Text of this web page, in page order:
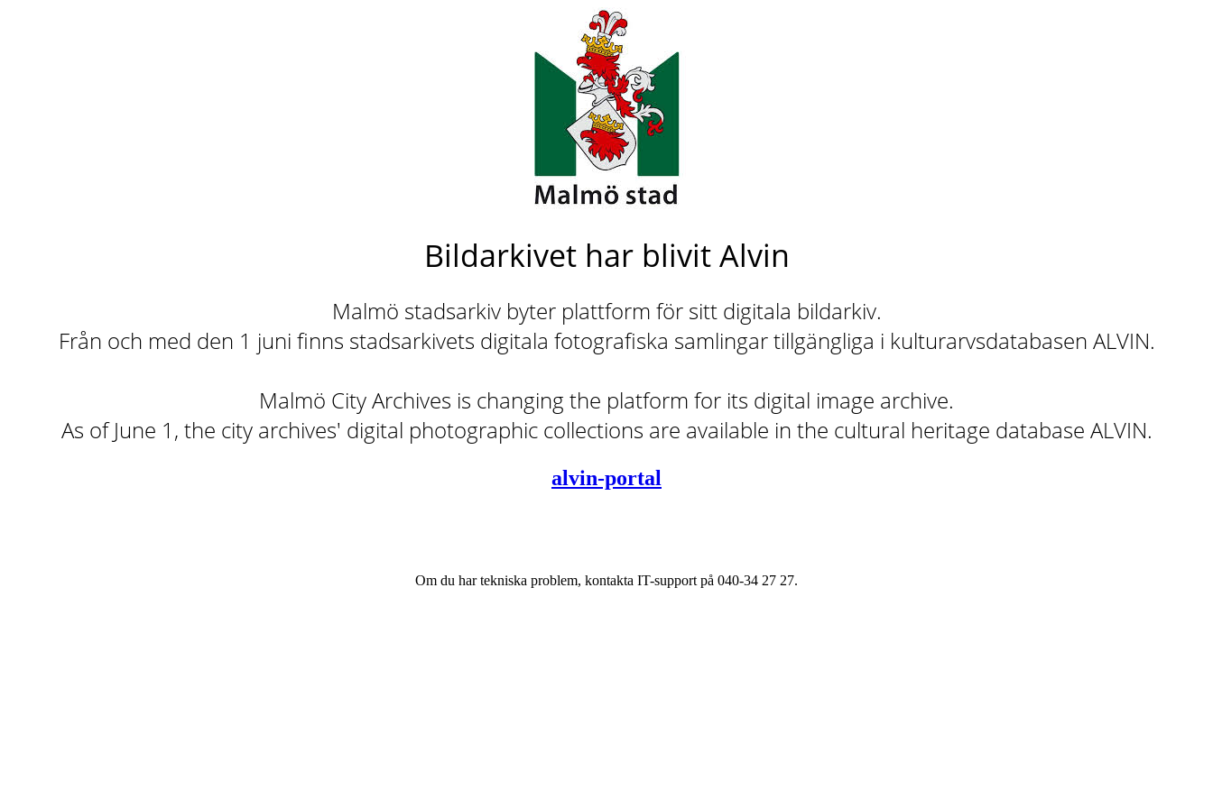
Bildarkivet har blivit Alvin
Malmö stadsarkiv byter plattform för sitt digitala bildarkiv.
Från och med den 1 juni finns stadsarkivets digitala fotografiska samlingar tillgängliga i kulturarvsdatabasen ALVIN.
Malmö City Archives is changing the platform for its digital image archive.
As of June 1, the city archives' digital photographic collections are available in the cultural heritage database ALVIN.
alvin-portal
Om du har tekniska problem, kontakta IT-support på 040-34 27 27.